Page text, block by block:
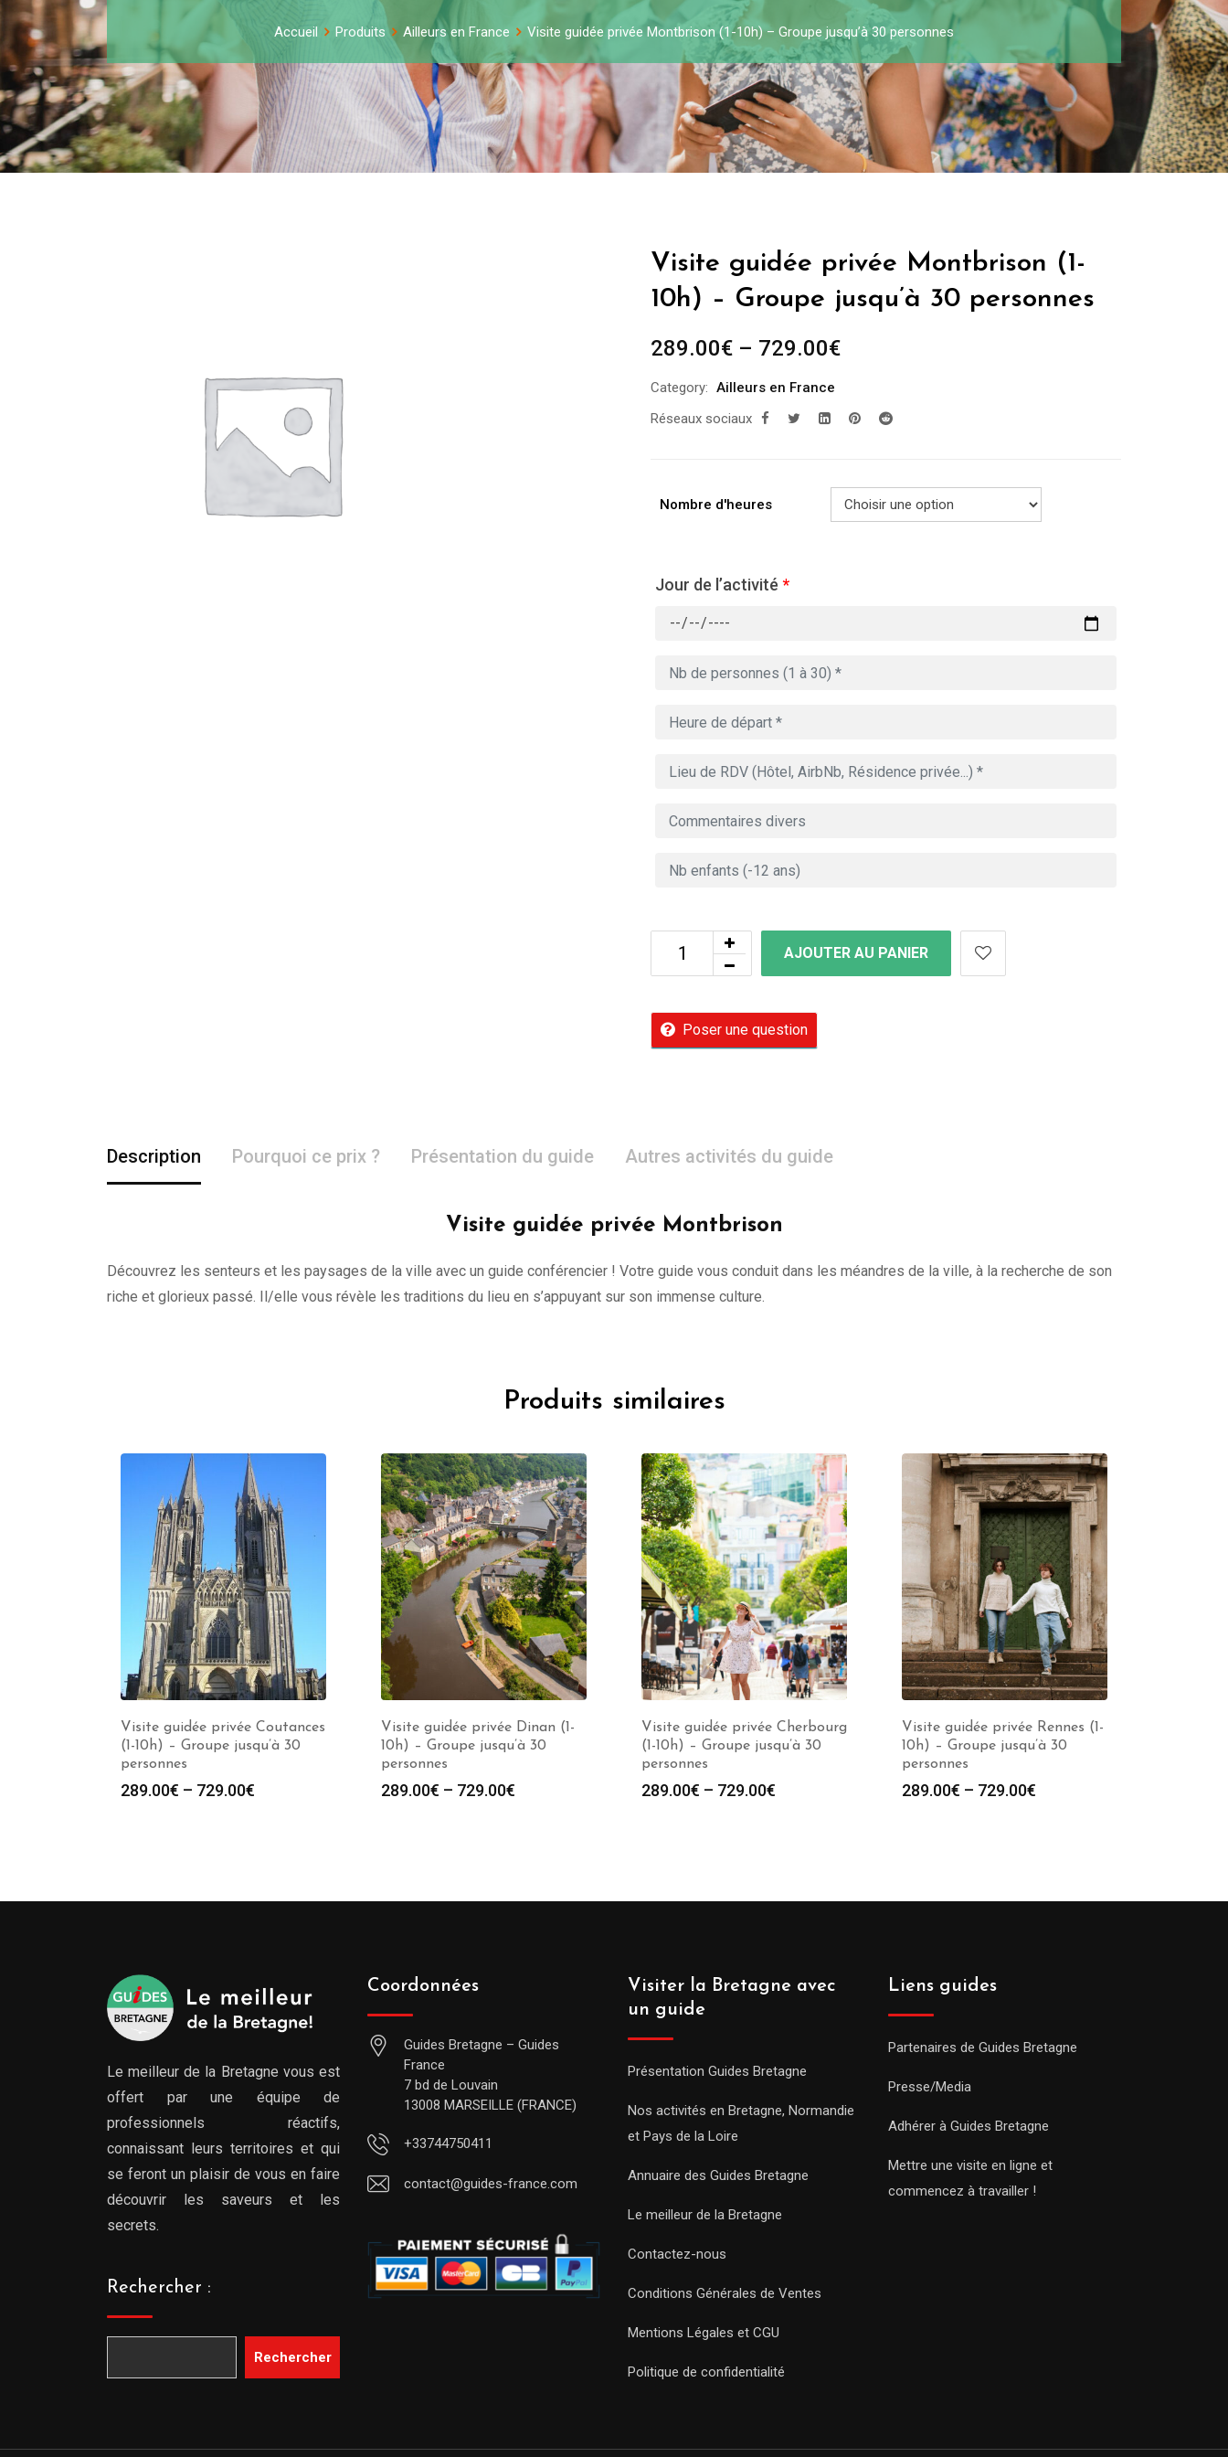
Accueil Produits Ailleurs en France Visite guidée privée Montbrison (1-10h) – Groupe jusqu’à 30 personnes
Visite guidée privée Montbrison (1-
10h) – Groupe jusqu’à 30 personnes
289.00€ – 729.00€
Category: Ailleurs en France
Réseaux sociaux
Nombre d'heures
Jour de l’activité *
AJOUTER AU PANIER
Poser une question
Description Pourquoi ce prix ? Présentation du guide Autres activités du guide
Visite guidée privée Montbrison
Découvrez les senteurs et les paysages de la ville avec un guide conférencier ! Votre guide vous conduit dans les méandres de la ville, à la recherche de son
riche et glorieux passé. Il/elle vous révèle les traditions du lieu en s’appuyant sur son immense culture.
Produits similaires
Visite guidée privée Coutances
(1-10h) – Groupe jusqu’à 30
personnes
289.00€ – 729.00€
Visite guidée privée Dinan (1-
10h) – Groupe jusqu’à 30
personnes
289.00€ – 729.00€
Visite guidée privée Cherbourg
(1-10h) – Groupe jusqu’à 30
personnes
289.00€ – 729.00€
Visite guidée privée Rennes (1-
10h) – Groupe jusqu’à 30
personnes
289.00€ – 729.00€
Le meilleur de la Bretagne vous est
offert par une équipe de
professionnels réactifs,
connaissant leurs territoires et qui
se feront un plaisir de vous en faire
découvrir les saveurs et les
secrets.
Rechercher :
Rechercher
Coordonnées
Guides Bretagne – Guides
France
7 bd de Louvain
13008 MARSEILLE (FRANCE)
+33744750411
contact@guides-france.com
Visiter la Bretagne avec
un guide
Présentation Guides Bretagne
Nos activités en Bretagne, Normandie
et Pays de la Loire
Annuaire des Guides Bretagne
Le meilleur de la Bretagne
Contactez-nous
Conditions Générales de Ventes
Mentions Légales et CGU
Politique de confidentialité
Liens guides
Partenaires de Guides Bretagne
Presse/Media
Adhérer à Guides Bretagne
Mettre une visite en ligne et
commencez à travailler !